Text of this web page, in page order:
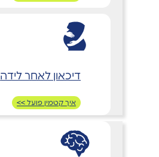
דיכאון לאחר לידה
איך קטמין פועל >>